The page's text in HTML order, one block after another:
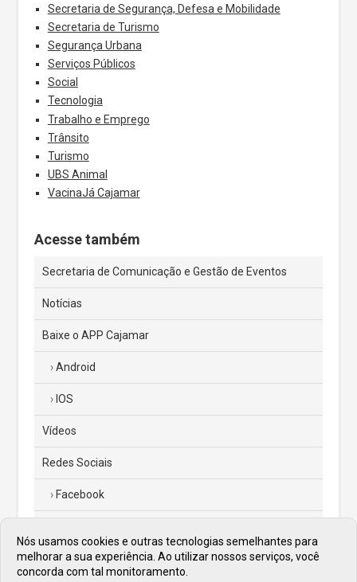
Secretaria de Segurança, Defesa e Mobilidade
Secretaria de Turismo
Segurança Urbana
Serviços Públicos
Social
Tecnologia
Trabalho e Emprego
Trânsito
Turismo
UBS Animal
VacinaJá Cajamar
Acesse também
Secretaria de Comunicação e Gestão de Eventos
Notícias
Baixe o APP Cajamar
Android
IOS
Vídeos
Redes Sociais
Facebook
Twitter
Nós usamos cookies e outras tecnologias semelhantes para
melhorar a sua experiência. Ao utilizar nossos serviços, você
concorda com tal monitoramento.